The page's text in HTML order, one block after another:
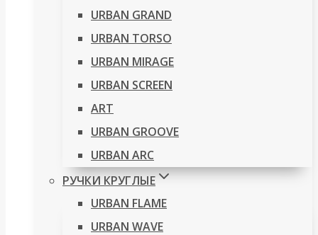
URBAN GRAND
URBAN TORSO
URBAN MIRAGE
URBAN SCREEN
ART
URBAN GROOVE
URBAN ARC
РУЧКИ КРУГЛЫЕ
URBAN FLAME
URBAN WAVE